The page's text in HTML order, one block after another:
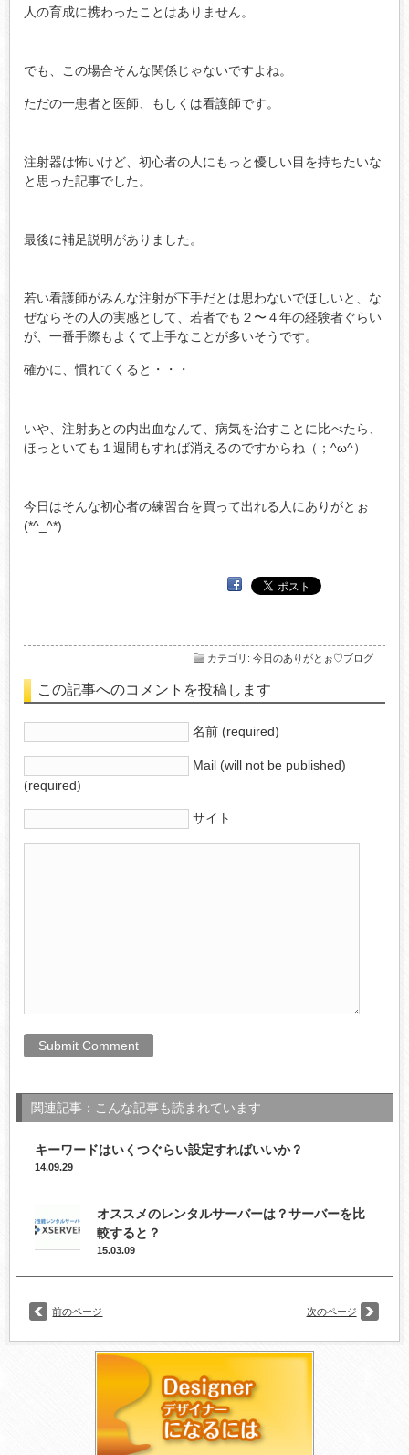
人の育成に携わったことはありません。
でも、この場合そんな関係じゃないですよね。
ただの一患者と医師、もしくは看護師です。
注射器は怖いけど、初心者の人にもっと優しい目を持ちたいな
と思った記事でした。
最後に補足説明がありました。
若い看護師がみんな注射が下手だとは思わないでほしいと、な
ぜならその人の実感として、若者でも２〜４年の経験者ぐらい
が、一番手際もよくて上手なことが多いそうです。
確かに、慣れてくると・・・
いや、注射あとの内出血なんて、病気を治すことに比べたら、
ほっといても１週間もすれば消えるのですからね（；^ω^）
今日はそんな初心者の練習台を買って出れる人にありがとぉ
(*^_^*)
カテゴリ : 今日のありがとぉ♡ブログ
この記事へのコメントを投稿します
名前 (required)
Mail (will not be published)
(required)
サイト
関連記事：こんな記事も読まれています
キーワードはいくつぐらい設定すればいいか？
14.09.29
オススメのレンタルサーバーは？サーバーを比
較すると？
15.03.09
前のページ 次のページ